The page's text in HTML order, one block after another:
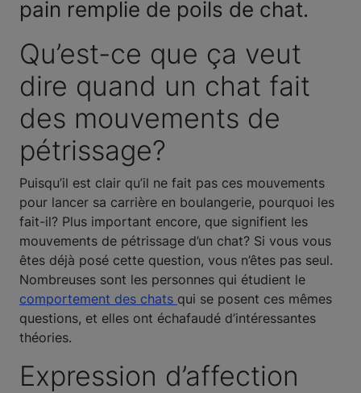
pain remplie de poils de chat.
Qu’est-ce que ça veut
dire quand un chat fait
des mouvements de
pétrissage?
Puisqu’il est clair qu’il ne fait pas ces mouvements
pour lancer sa carrière en boulangerie, pourquoi les
fait-il? Plus important encore, que signifient les
mouvements de pétrissage d’un chat? Si vous vous
êtes déjà posé cette question, vous n’êtes pas seul.
Nombreuses sont les personnes qui étudient le
comportement des chats qui se posent ces mêmes
questions, et elles ont échafaudé d’intéressantes
théories.
Expression d’affection